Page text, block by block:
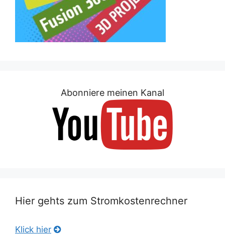
Abonniere meinen Kanal
Hier gehts zum Stromkostenrechner
Klick hier